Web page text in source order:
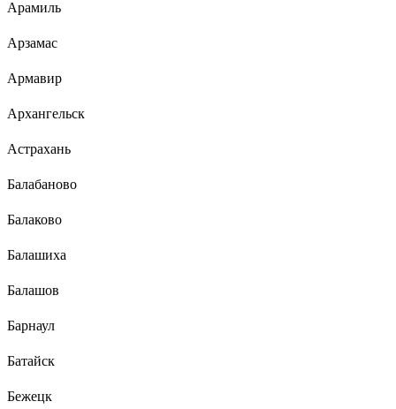
Арамиль
Арзамас
Армавир
Архангельск
Астрахань
Балабаново
Балаково
Балашиха
Балашов
Барнаул
Батайск
Бежецк